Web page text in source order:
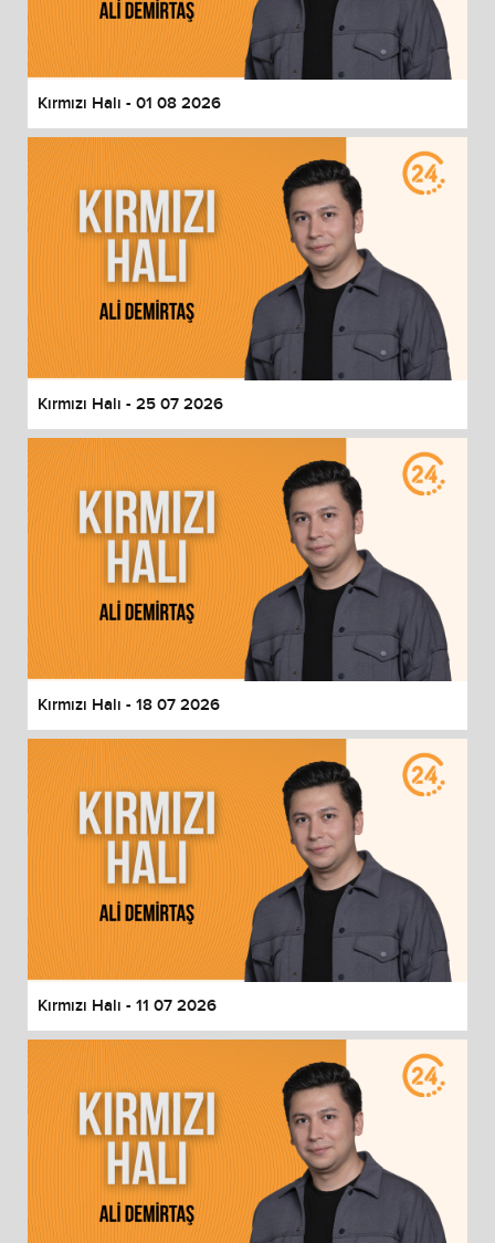
End of dialog window.
Kırmızı Halı - 01 08 2026
Kırmızı Halı - 25 07 2026
Kırmızı Halı - 18 07 2026
Kırmızı Halı - 11 07 2026